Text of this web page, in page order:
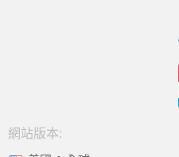
網站版本: